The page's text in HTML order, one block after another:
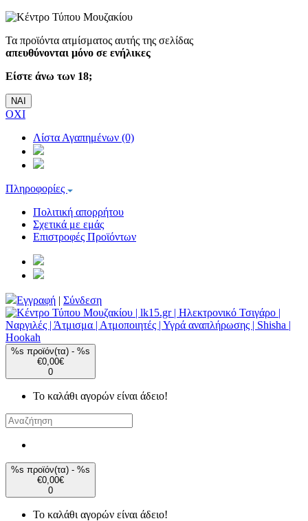
Τα προϊόντα ατμίσματος αυτής της σελίδας
απευθύνονται μόνο σε ενήλικες
Είστε άνω των 18;
ΝΑΙ
ΟΧΙ
Λίστα Αγαπημένων (0)
Πληροφορίες
Πολιτική απορρήτου
Σχετικά με εμάς
Επιστροφές Προϊόντων
Εγγραφή | Σύνδεση
%s προϊόν(τα) - %s
€0,00€
0
Το καλάθι αγορών είναι άδειο!
%s προϊόν(τα) - %s
€0,00€
0
Το καλάθι αγορών είναι άδειο!